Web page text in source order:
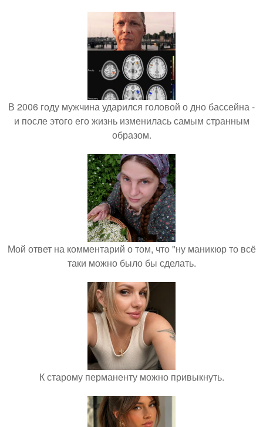
В 2006 году мужчина ударился головой о дно бассейна -
и после этого его жизнь изменилась самым странным
образом.
Мой ответ на комментарий о том, что "ну маникюр то всё
таки можно было бы сделать.
К старому перманенту можно привыкнуть.